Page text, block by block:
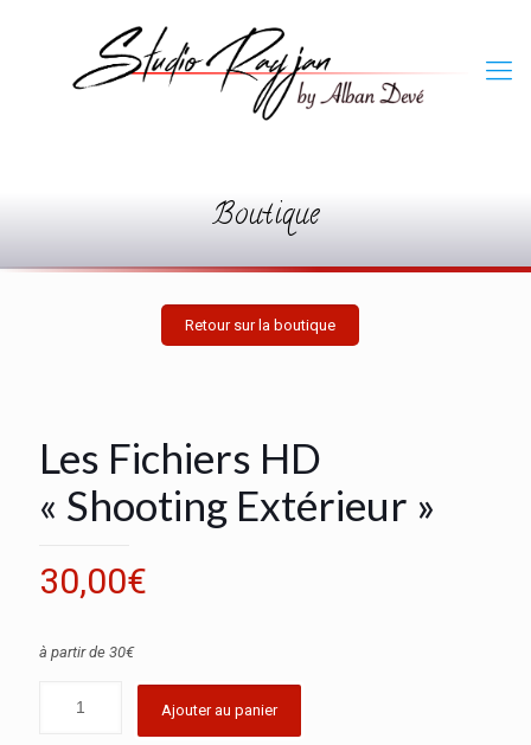
Boutique
Retour sur la boutique
Les Fichiers HD
« Shooting Extérieur »
30,00€
à partir de 30€
Ajouter au panier